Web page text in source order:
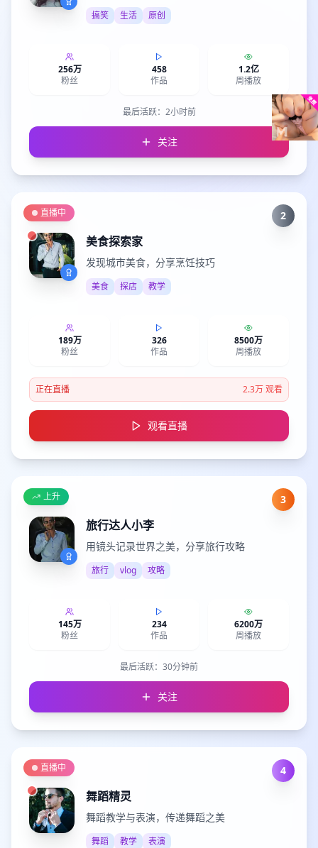
搞笑 生活 原创
256万
粉丝
458
作品
1.2亿
周播放
最后活跃： 2小时前
关注
2
直播中
美食探索家
发现城市美食，分享烹饪技巧
美食 探店 教学
189万
粉丝
326
作品
8500万
周播放
正在直播 2.3万观看
观看直播
3
上升
旅行达人小李
用镜头记录世界之美，分享旅行攻略
旅行 vlog 攻略
145万
粉丝
234
作品
6200万
周播放
最后活跃： 30分钟前
关注
4
直播中
舞蹈精灵
舞蹈教学与表演，传递舞蹈之美
舞蹈 教学 表演